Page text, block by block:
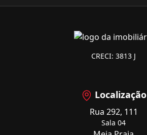
CRECI: 3813 J
Localização
Rua 292, 111
Sala 04